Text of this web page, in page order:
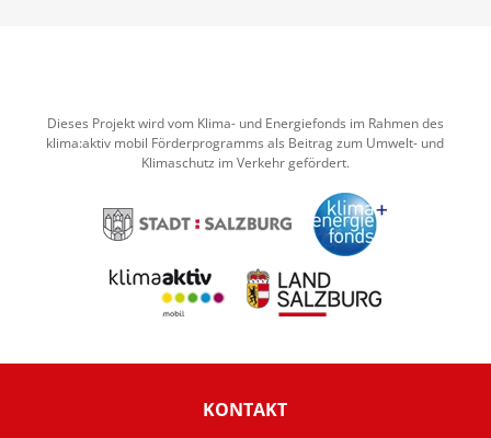
Dieses Projekt wird vom Klima- und Energiefonds im Rahmen des
klima:aktiv mobil Förderprogramms als Beitrag zum Umwelt- und
Klimaschutz im Verkehr gefördert.
KONTAKT